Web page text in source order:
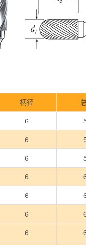
柄径
6
6
6
6
6
6
6